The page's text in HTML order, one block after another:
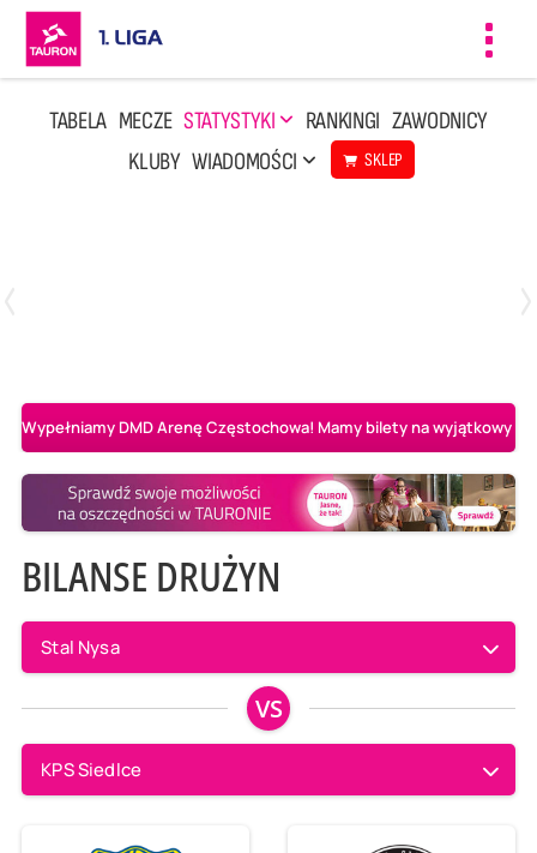
TABELA MECZE STATYSTYKI RANKINGI ZAWODNICY
KLUBY WIADOMOŚCI SKLEP
Wypełniamy DMD Arenę Częstochowa! Mamy bilety na wyjątkowy
BILANSE DRUŻYN
Stal Nysa
VS
KPS Siedlce